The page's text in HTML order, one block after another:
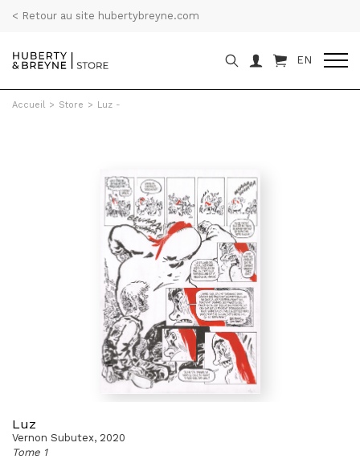
< Retour au site hubertybreyne.com
EN
Accueil > Store > Luz -
Luz
Vernon Subutex, 2020
Tome 1